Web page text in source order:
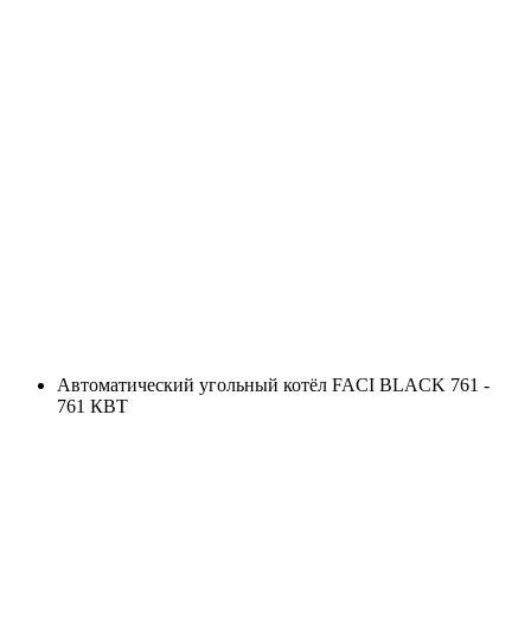
Автоматический угольный котёл FACI BLACK 761 -
761 КВТ